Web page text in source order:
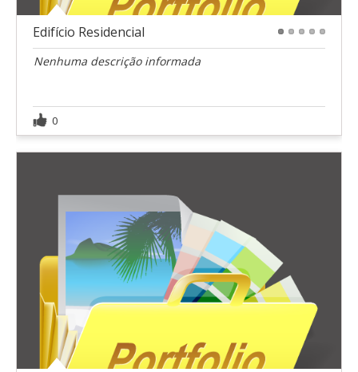
Edifício Residencial
Nenhuma descrição informada
0